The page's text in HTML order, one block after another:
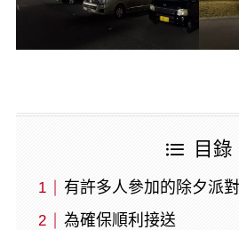
目錄
有許多人參加的除夕派對
為確保順利接送